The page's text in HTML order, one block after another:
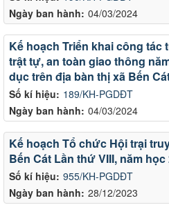
Ngày ban hành: 04/03/2024
Số kí hiệu: 189/KH-PGDĐT
Ngày ban hành: 04/03/2024
Kế hoạch Triển khai công tác
trật tự, an toàn giao thông
dục trên địa bàn thị xã Bến
Số kí hiệu: 955/KH-PGDĐT
Ngày ban hành: 28/12/2023
Kế hoạch Tổ chức Hội trại
Bến Cát Lần thứ VIII, năm học